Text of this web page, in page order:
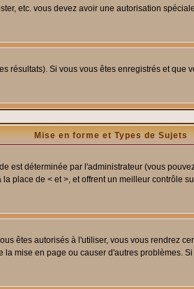
etc. vous devez avoir une autorisation
Si vous vous êtes enregistrés et
Mise en forme et Types de Sujets
est déterminée par l'administrateur (vous
place de < et >, et offrent un meilleur
êtes autorisés à l'utiliser, vous vous rendrez
mise en page ou causer d'autres problèmes.